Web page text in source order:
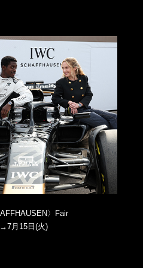
〉Fair
月15日(火)